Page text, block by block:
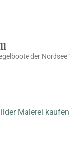
der Nordsee“